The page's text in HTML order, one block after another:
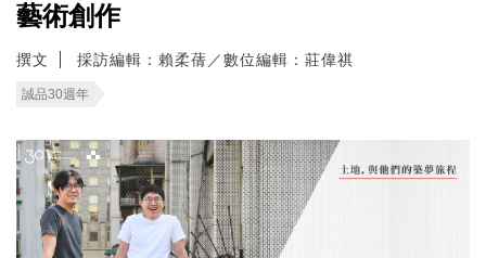
藝術創作
撰文 採訪編輯：賴柔蒨／數位編輯：莊偉祺
誠品30週年